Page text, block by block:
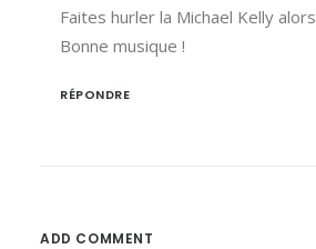
Faites hurler la Michael Kelly alors
Bonne musique !
RÉPONDRE
ADD COMMENT